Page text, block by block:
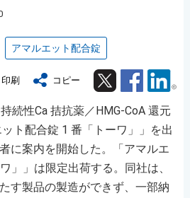
アマルエット配合錠
印刷 コピー Twitter Facebook
続性Ca 拮抗薬／HMG-CoA 還元
ト配合錠 1 番「トーワ」」を出
に案内を開始した。「アマルエ
」」は限定出荷する。同社は、
す製品の製造ができず、一部納